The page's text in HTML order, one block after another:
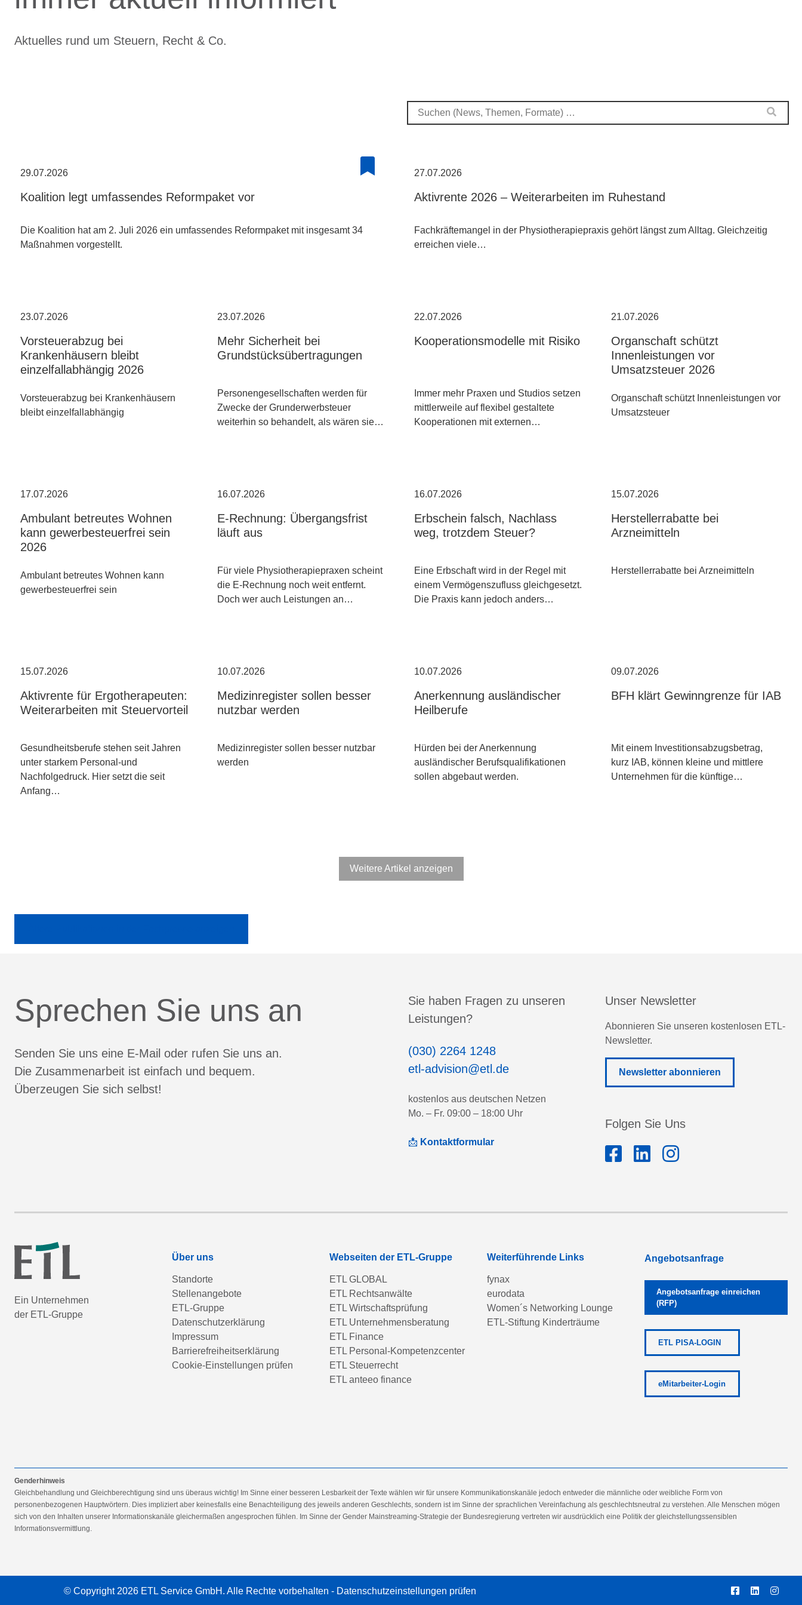
Aktuelles rund um Steuern, Recht & Co.
29.07.2026
Koalition legt umfassendes Reformpaket vor
Die Koalition hat am 2. Juli 2026 ein umfassendes Reformpaket mit insgesamt 34
Maßnahmen vorgestellt.
27.07.2026
Aktivrente 2026 – Weiterarbeiten im Ruhestand
Fachkräftemangel in der Physiotherapiepraxis gehört längst zum Alltag. Gleichzeitig
erreichen viele…
23.07.2026
Vorsteuerabzug bei
Krankenhäusern bleibt
einzelfallabhängig 2026
Vorsteuerabzug bei Krankenhäusern
bleibt einzelfallabhängig
23.07.2026
Mehr Sicherheit bei
Grundstücksübertragungen
Personengesellschaften werden für
Zwecke der Grunderwerbsteuer
weiterhin so behandelt, als wären sie…
22.07.2026
Kooperationsmodelle mit Risiko
Immer mehr Praxen und Studios setzen
mittlerweile auf flexibel gestaltete
Kooperationen mit externen…
21.07.2026
Organschaft schützt
Innenleistungen vor
Umsatzsteuer 2026
Organschaft schützt Innenleistungen vor
Umsatzsteuer
17.07.2026
Ambulant betreutes Wohnen
kann gewerbesteuerfrei sein
2026
Ambulant betreutes Wohnen kann
gewerbesteuerfrei sein
16.07.2026
E-Rechnung: Übergangsfrist
läuft aus
Für viele Physiotherapiepraxen scheint
die E-Rechnung noch weit entfernt.
Doch wer auch Leistungen an…
16.07.2026
Erbschein falsch, Nachlass
weg, trotzdem Steuer?
Eine Erbschaft wird in der Regel mit
einem Vermögenszufluss gleichgesetzt.
Die Praxis kann jedoch anders…
15.07.2026
Herstellerrabatte bei
Arzneimitteln
Herstellerrabatte bei Arzneimitteln
15.07.2026
Aktivrente für Ergotherapeuten:
Weiterarbeiten mit Steuervorteil
Gesundheitsberufe stehen seit Jahren
unter starkem Personal-und
Nachfolgedruck. Hier setzt die seit
Anfang…
10.07.2026
Medizinregister sollen besser
nutzbar werden
Medizinregister sollen besser nutzbar
werden
10.07.2026
Anerkennung ausländischer
Heilberufe
Hürden bei der Anerkennung
ausländischer Berufsqualifikationen
sollen abgebaut werden.
09.07.2026
BFH klärt Gewinngrenze für IAB
Mit einem Investitionsabzugsbetrag,
kurz IAB, können kleine und mittlere
Unternehmen für die künftige…
Weitere Artikel anzeigen
Sprechen Sie uns an
Senden Sie uns eine E-Mail oder rufen Sie uns an.
Die Zusammenarbeit ist einfach und bequem.
Überzeugen Sie sich selbst!
Sie haben Fragen zu unseren
Leistungen?
(030) 2264 1248
etl-advision@etl.de
kostenlos aus deutschen Netzen
Mo. – Fr. 09:00 – 18:00 Uhr
📩 Kontaktformular
Unser Newsletter
Abonnieren Sie unseren kostenlosen ETL-
Newsletter.
Newsletter abonnieren
Folgen Sie Uns
Ein Unternehmen
der ETL-Gruppe
Über uns
Standorte
Stellenangebote
ETL-Gruppe
Datenschutzerklärung
Impressum
Barrierefreiheitserklärung
Cookie-Einstellungen prüfen
Webseiten der ETL-Gruppe
ETL GLOBAL
ETL Rechtsanwälte
ETL Wirtschaftsprüfung
ETL Unternehmensberatung
ETL Finance
ETL Personal-Kompetenzcenter
ETL Steuerrecht
ETL anteeo finance
Weiterführende Links
fynax
eurodata
Women´s Networking Lounge
ETL-Stiftung Kinderträume
Angebotsanfrage
Angebotsanfrage einreichen
(RFP)
ETL PISA-LOGIN
eMitarbeiter-Login
Genderhinweis
Gleichbehandlung und Gleichberechtigung sind uns überaus wichtig! Im Sinne einer besseren Lesbarkeit der Texte wählen wir für unsere Kommunikationskanäle jedoch entweder die männliche oder weibliche Form von
personenbezogenen Hauptwörtern. Dies impliziert aber keinesfalls eine Benachteiligung des jeweils anderen Geschlechts, sondern ist im Sinne der sprachlichen Vereinfachung als geschlechtsneutral zu verstehen. Alle Menschen mögen
sich von den Inhalten unserer Informationskanäle gleichermaßen angesprochen fühlen. Im Sinne der Gender Mainstreaming-Strategie der Bundesregierung vertreten wir ausdrücklich eine Politik der gleichstellungssensiblen
Informationsvermittlung.
© Copyright 2026 ETL Service GmbH. Alle Rechte vorbehalten - Datenschutzeinstellungen prüfen